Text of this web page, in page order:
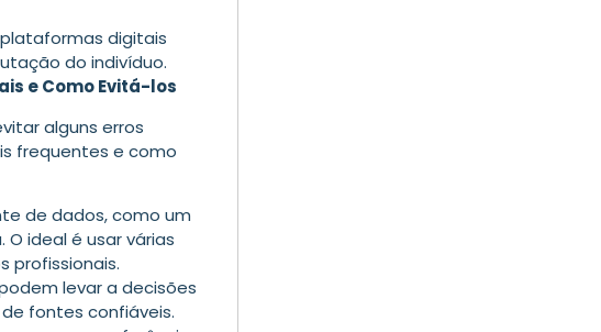
digitais
do indivíduo.
e Como Evitá-los
alguns erros
frequentes e como
de dados, como um
ideal é usar várias
profissionais.
levar a decisões
fontes confiáveis.